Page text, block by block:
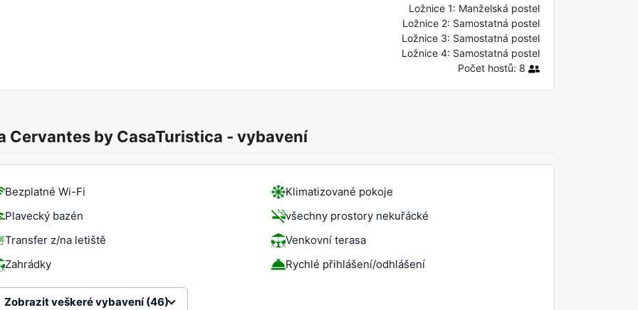
Ložnice 1: Manželská postel
Ložnice 2: Samostatná postel
Ložnice 3: Samostatná postel
Ložnice 4: Samostatná postel
Počet hostů: 8
Cervantes by CasaTuristica - vybavení
Bezplatné Wi-Fi
Klimatizované pokoje
Plavecký bazén
všechny prostory nekuřácké
Transfer z/na letiště
Venkovní terasa
Zahrádky
Rychlé přihlášení/odhlášení
Zobrazit veškeré vybavení (46)